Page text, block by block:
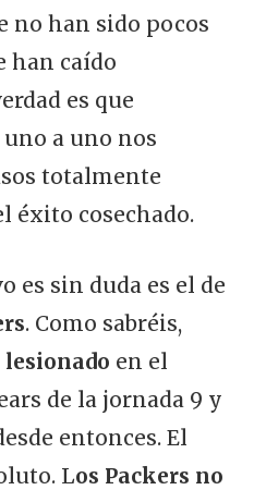
no han sido pocos
han caído
es que
a uno nos
totalmente
éxito cosechado.
es sin duda es el de
. Como sabréis,
lesionado en el
de la jornada 9 y
entonces. El
Los Packers no